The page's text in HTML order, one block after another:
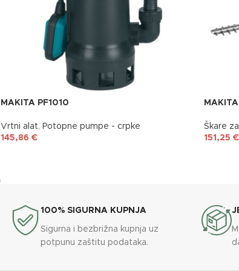
MAKITA PF1010
Vrtni alat, Potopne pumpe - crpke
145,86 €
Škare
151,25 €
100% SIGURNA KUPNJA
Sigurna i bezbrižna kupnja uz
potpunu zaštitu podataka.